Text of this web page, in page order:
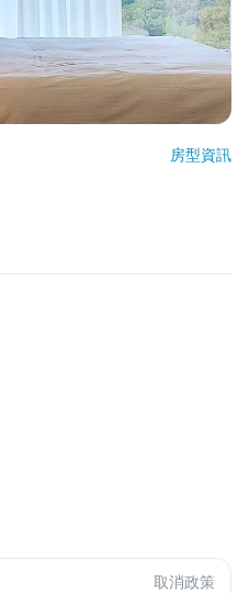
房型資訊
取消政策